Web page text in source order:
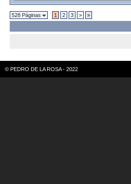
528 Páginas 1 2 3 > »
© PEDRO DE LA ROSA - 2022